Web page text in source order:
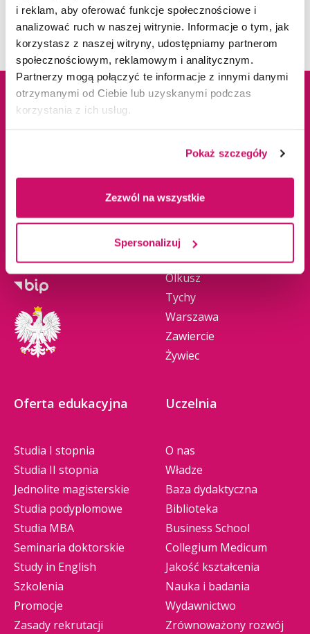
i reklam, aby oferować funkcje społecznościowe i
analizować ruch w naszej witrynie. Informacje o tym, jak
korzystasz z naszej witryny, udostępniamy partnerom
społecznościowym, reklamowym i analitycznym.
Partnerzy mogą połączyć te informacje z innymi danymi
otrzymanymi od Ciebie lub uzyskanymi podczas
korzystania z ich usług.
Pokaż szczegóły
Zezwól na wszystkie
Spersonalizuj
Dane adresowe
41-300 Dąbrowa
tel.+48 32 295 93 00
info@wsb.edu.pl
NIP: 629-10-88-993
Cieszyn
Dąbrowa Górnicza
Gliwice
Jaworzno
Katowice
Kraków
Olkusz
Tychy
Warszawa
Zawiercie
Żywiec
Oferta edukacyjna
Studia I stopnia
Studia II stopnia
Jednolite magisterskie
Studia podyplomowe
Studia MBA
Seminaria doktorskie
Study in English
Szkolenia
Promocje
Zasady rekrutacji
Uczelnia
O nas
Władze
Baza dydaktyczna
Biblioteka
Business School
Collegium Medicum
Jakość kształcenia
Nauka i badania
Wydawnictwo
Zrównoważony rozwój